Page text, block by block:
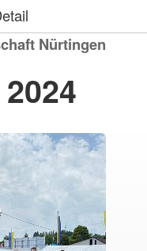
Nürtingen